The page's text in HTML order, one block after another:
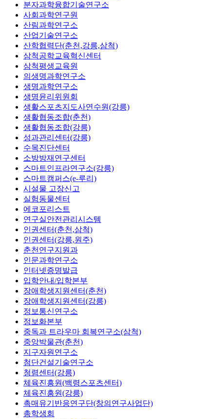
분자과학융합기술연구소
사회과학연구원
산림과학연구소
산업기술연구소
산학협력단(춘천,강릉,삼척)
삼척공학교육혁신센터
삼척평생교육원
의생명과학연구소
생명과학연구소
생명윤리위원회
생활스포츠지도사연수원(강릉)
생활협동조합(춘천)
생활협동조합(강릉)
성과관리센터(강릉)
수목진단센터
소방방재연구센터
스마트인프라연구소(강릉)
스마트캠퍼스(e-루리)
시설물 고장신고
실험동물센터
에코포리스트
연구실안전관리시스템
인권센터(춘천,삼척)
인권센터(강릉,원주)
춘천연구지원과
인문과학연구소
인터넷증명발급
입학안내/입학본부
장애학생지원센터(춘천)
장애학생지원센터(강릉)
정보통신연구소
정보화본부
중독과 트라우마 회복연구소(삼척)
중앙박물관(춘천)
지구자원연구소
첨단건설기술연구소
청렴센터(강릉)
체육진흥원(백령스포츠센터)
체육진흥원(강릉)
촉매유기반응연구단(창의연구사업단)
총학생회